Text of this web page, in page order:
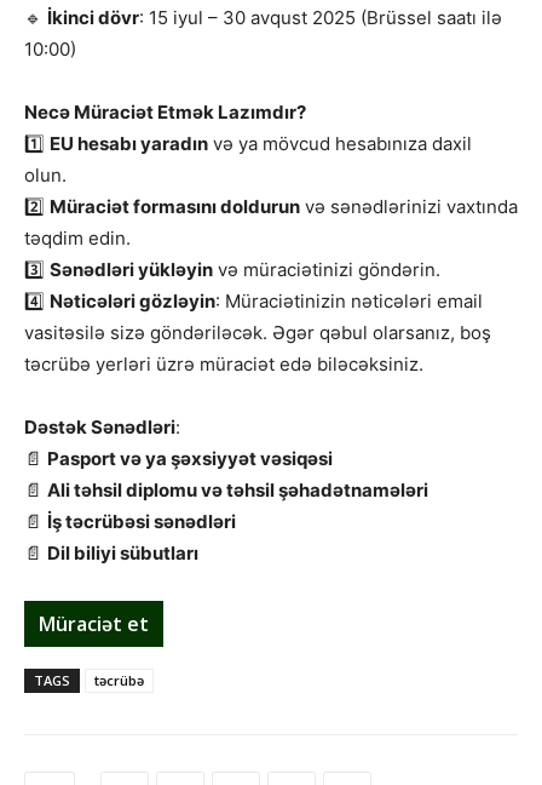
🔹 İkinci dövr: 15 iyul – 30 avqust 2025 (Brüssel saatı ilə
10:00)
Necə Müraciət Etmək Lazımdır?
1️⃣ EU hesabı yaradın və ya mövcud hesabınıza daxil
olun.
2️⃣ Müraciət formasını doldurun və sənədlərinizi vaxtında
təqdim edin.
3️⃣ Sənədləri yükləyin və müraciətinizi göndərin.
4️⃣ Nəticələri gözləyin: Müraciətinizin nəticələri email
vasitəsilə sizə göndəriləcək. Əgər qəbul olarsanız, boş
təcrübə yerləri üzrə müraciət edə biləcəksiniz.
Dəstək Sənədləri:
📄 Pasport və ya şəxsiyyət vəsiqəsi
📄 Ali təhsil diplomu və təhsil şəhadətnamələri
📄 İş təcrübəsi sənədləri
📄 Dil biliyi sübutları
Müraciət et
TAGS təcrübə